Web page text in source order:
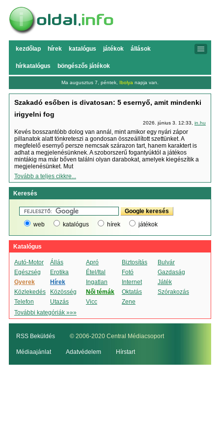
kezdőlap hírek katalógus játékok állások
hírkatalógus böngészős játékok
Ma augusztus 7, péntek, Ibolya napja van.
Szakadó esőben is divatosan: 5 esernyő, amit mindenki
irigyelni fog
2026. június 3. 12:33,in.hu
Kevés bosszantóbb dolog van annál, mint amikor egy nyári zápor
pillanatok alatt tönkreteszi a gondosan összeállított szettünket. A
megfelelő esernyő persze nemcsak szárazon tart, hanem karaktert is
adhat a megjelenésünknek. A szoborszerű fogantyúktól a játékos
mintákig ma már bőven találni olyan darabokat, amelyek kiegészítik a
megjelenésünket. Mut
Tovább a teljes cikkre...
Keresés
web katalógus hírek játékok
Katalógus
Autó-Motor Állás Apró Biztosítás
Bulvár
Egészség
Erotika Étel/Ital Fotó
Gazdaság
Gyerek
Hírek Ingatlan Internet
Játék
Közlekedés
Közösség Női témák Oktatás
Szórakozás
Telefon
Utazás Vicc
Zene
További kategóriák »»»
RSS Beküldés © 2006-2020 Central Médiacsoport
Médiaajánlat Adatvédelem Hírstart